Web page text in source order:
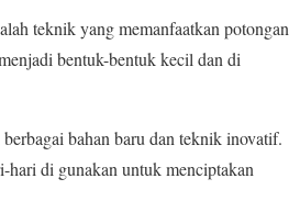
teknik yang memanfaatkan potongan
bentuk-bentuk kecil dan di
bahan baru dan teknik inovatif.
hari di gunakan untuk menciptakan